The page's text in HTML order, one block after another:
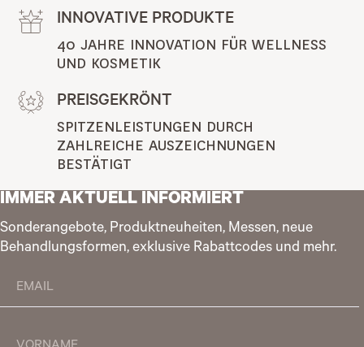
INNOVATIVE PRODUKTE
40 JAHRE INNOVATION FÜR WELLNESS
UND KOSMETIK
PREISGEKRÖNT
SPITZENLEISTUNGEN DURCH
ZAHLREICHE AUSZEICHNUNGEN
BESTÄTIGT
IMMER AKTUELL INFORMIERT
Sonderangebote, Produktneuheiten, Messen, neue
Behandlungsformen, exklusive Rabattcodes und mehr.